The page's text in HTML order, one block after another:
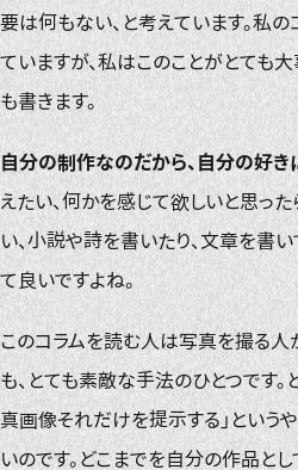
要は何もない、と考えています。私
ていますが、私はこのことがとても
も書きます。
自分の制作なのだから、自分の好き
えたい、何かを感じて欲しいと思った
い、小説や詩を書いたり、文章を書
て良いですよね。
このコラムを読む人は写真を撮る人
も、とても素敵な手法のひとつです。
真画像それだけを提示する」という
いのです。どこまでを自分の作品と